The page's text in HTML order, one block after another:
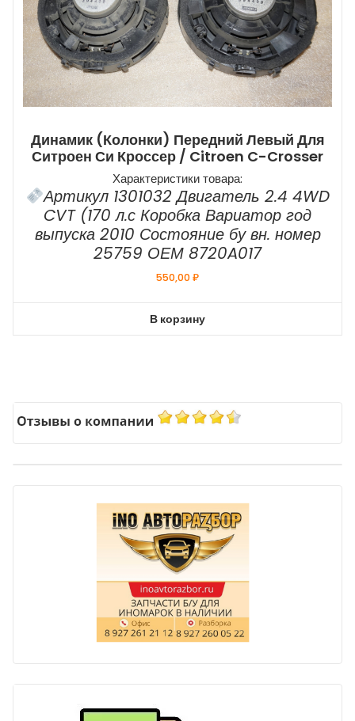
Динамик (колонки) Передний Левый Для
Ситроен Си Кроссер / Citroen C-Crosser
Характеристики товара:
Артикул 1301032 Двигатель 2.4 4WD
CVT (170 л.с Коробка Вариатор год
выпуска 2010 Состояние бу вн. номер
25759 ОЕМ 8720A017
550,00₽
В корзину